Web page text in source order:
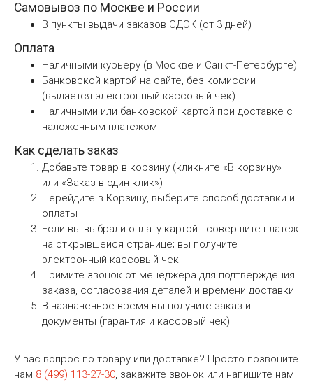
Самовывоз по Москве и России
В пункты выдачи заказов СДЭК (от 3 дней)
Оплата
Наличными курьеру (в Москве и Санкт-Петербурге)
Банковской картой на сайте, без комиссии
(выдается электронный кассовый чек)
Наличными или банковской картой при доставке с
наложенным платежом
Как сделать заказ
Добавьте товар в корзину (кликните «В корзину»
или «Заказ в один клик»)
Перейдите в Корзину, выберите способ доставки и
оплаты
Если вы выбрали оплату картой - совершите платеж
на открывшейся странице; вы получите
электронный кассовый чек
Примите звонок от менеджера для подтверждения
заказа, согласования деталей и времени доставки
В назначенное время вы получите заказ и
документы (гарантия и кассовый чек)
У вас вопрос по товару или доставке? Просто позвоните
нам 8 (499) 113-27-30, закажите звонок или напишите нам